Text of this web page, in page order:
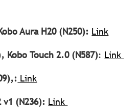
Aura H20 (N250): Link
Kobo Touch 2.0 (N587): Link
Link
v1 (N236): Link